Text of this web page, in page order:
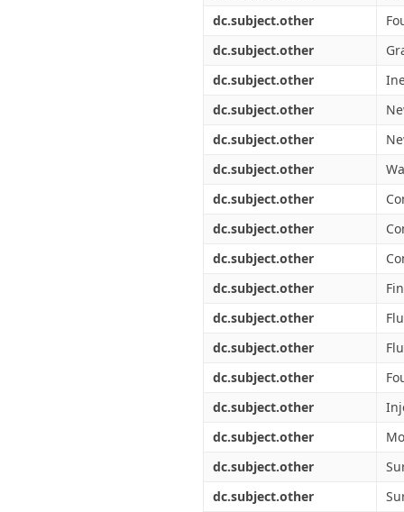
dc.subject.other
dc.subject.other
dc.subject.other
dc.subject.other
dc.subject.other
dc.subject.other
dc.subject.other
dc.subject.other
dc.subject.other
dc.subject.other
dc.subject.other
dc.subject.other
dc.subject.other
dc.subject.other
dc.subject.other
dc.subject.other
dc.subject.other